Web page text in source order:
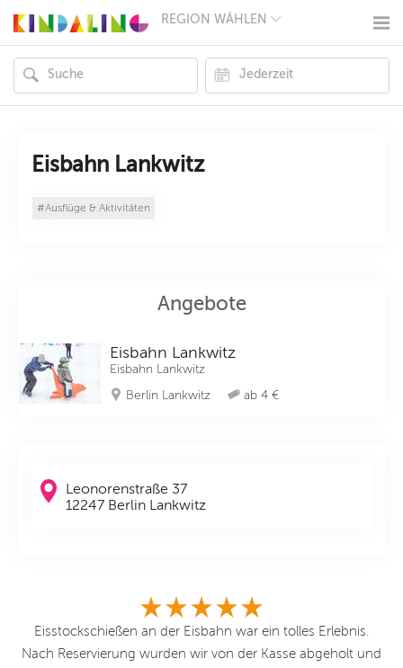
REGION WÄHLEN
MÜNCHEN
HAMBURG
FRANKFURT
KÖLN
ESSEN
HANNOVER
REGIONEN
Eisbahn Lankwitz
#Ausflüge & Aktivitäten
Angebote
Eisbahn Lankwitz
Eisbahn Lankwitz
Berlin Lankwitz
ab 4 €
Leonorenstraße 37
12247 Berlin Lankwitz
Eisstockschießen an der Eisbahn war ein tolles Erlebnis.
Nach Reservierung wurden wir von der Kasse abgeholt und